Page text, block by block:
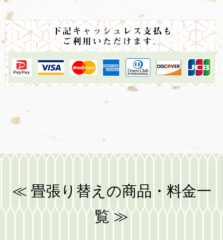
≪ 畳張り替えの商品・料金一
覧 ≫